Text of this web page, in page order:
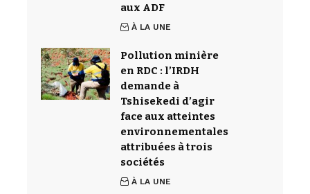
aux ADF
À LA UNE
Pollution minière
en RDC : l’IRDH
demande à
Tshisekedi d’agir
face aux atteintes
environnementales
attribuées à trois
sociétés
À LA UNE